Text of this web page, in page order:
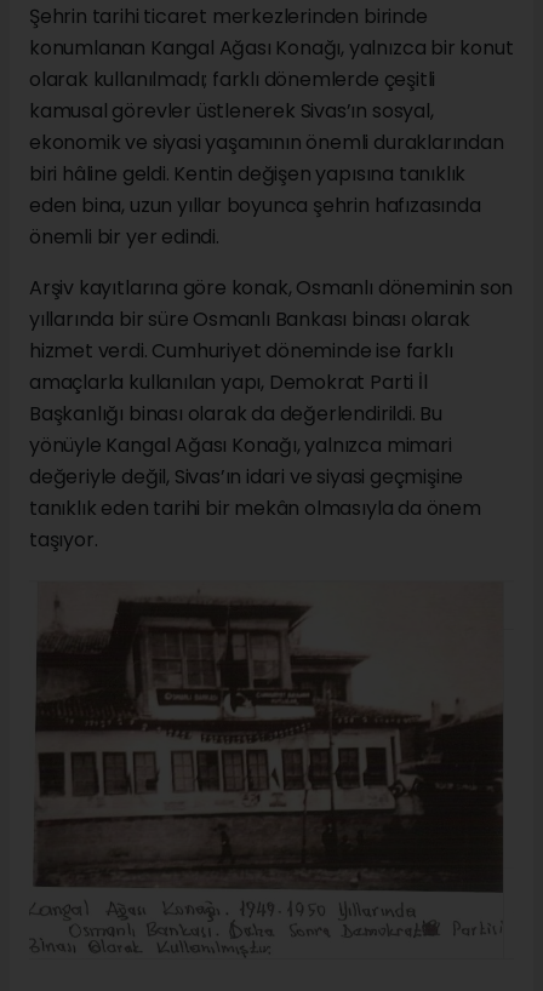
Şehrin tarihi ticaret merkezlerinden birinde
konumlanan Kangal Ağası Konağı, yalnızca bir konut
olarak kullanılmadı; farklı dönemlerde çeşitli
kamusal görevler üstlenerek Sivas’ın sosyal,
ekonomik ve siyasi yaşamının önemli duraklarından
biri hâline geldi. Kentin değişen yapısına tanıklık
eden bina, uzun yıllar boyunca şehrin hafızasında
önemli bir yer edindi.
Arşiv kayıtlarına göre konak, Osmanlı döneminin son
yıllarında bir süre Osmanlı Bankası binası olarak
hizmet verdi. Cumhuriyet döneminde ise farklı
amaçlarla kullanılan yapı, Demokrat Parti İl
Başkanlığı binası olarak da değerlendirildi. Bu
yönüyle Kangal Ağası Konağı, yalnızca mimari
değeriyle değil, Sivas’ın idari ve siyasi geçmişine
tanıklık eden tarihi bir mekân olmasıyla da önem
taşıyor.